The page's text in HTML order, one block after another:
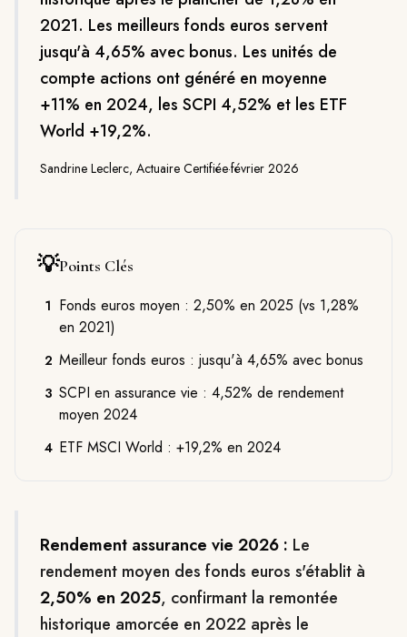
2021. Les meilleurs fonds euros servent
jusqu'à 4,65% avec bonus. Les unités de
compte actions ont généré en moyenne
+11% en 2024, les SCPI 4,52% et les ETF
World +19,2%.
Sandrine Leclerc, Actuaire Certifiée·février 2026
💡Points Clés
1 Fonds euros moyen : 2,50% en 2025 (vs 1,28%
en 2021)
2 Meilleur fonds euros : jusqu'à 4,65% avec bonus
3 SCPI en assurance vie : 4,52% de rendement
moyen 2024
4 ETF MSCI World : +19,2% en 2024
Rendement assurance vie 2026 : Le
rendement moyen des fonds euros s'établit à
2,50% en 2025, confirmant la remontée
historique amorcée en 2022 après le